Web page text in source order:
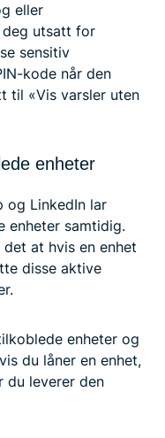
eller
utsatt for
sensitiv
kode når den
til «Vis varsler uten
enheter
og LinkedIn lar
enheter samtidig.
at hvis en enhet
disse aktive
enheter og
du låner en enhet,
du leverer den